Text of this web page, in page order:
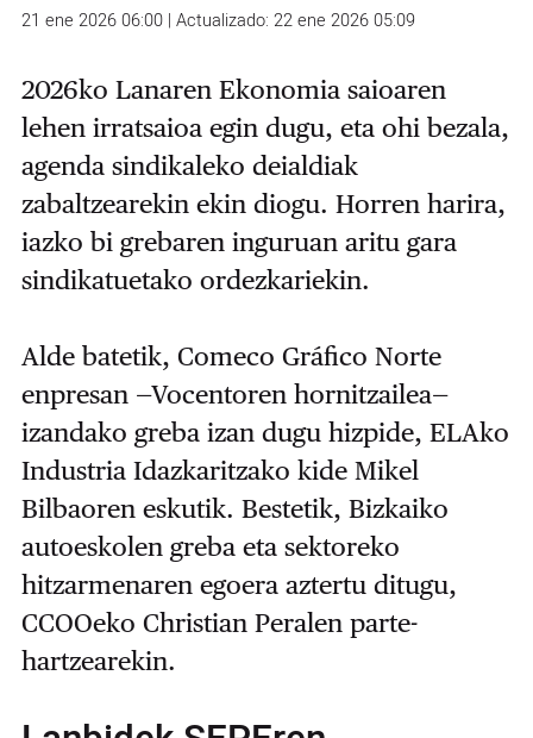
21 ene 2026 06:00 | Actualizado: 22 ene 2026 05:09
2026ko Lanaren Ekonomia saioaren
lehen irratsaioa egin dugu, eta ohi bezala,
agenda sindikaleko deialdiak
zabaltzearekin ekin diogu. Horren harira,
iazko bi grebaren inguruan aritu gara
sindikatuetako ordezkariekin.
Alde batetik, Comeco Gráfico Norte
enpresan —Vocentoren hornitzailea—
izandako greba izan dugu hizpide, ELAko
Industria Idazkaritzako kide Mikel
Bilbaoren eskutik. Bestetik, Bizkaiko
autoeskolen greba eta sektoreko
hitzarmenaren egoera aztertu ditugu,
CCOOeko Christian Peralen parte-
hartzearekin.